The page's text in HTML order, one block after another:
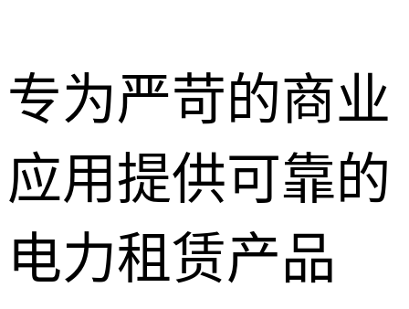
专为严苛的商业
应用提供可靠的
电力租赁产品
深圳租赁服
惠州租赁服
务
东莞租赁服